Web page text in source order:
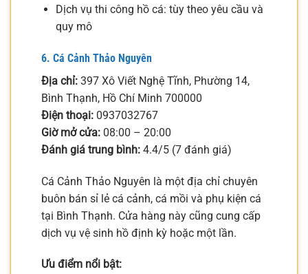
Dịch vụ thi công hồ cá: tùy theo yêu cầu và
quy mô
6. Cá Cảnh Thảo Nguyên
Địa chỉ: 397 Xô Viết Nghệ Tĩnh, Phường 14,
Bình Thạnh, Hồ Chí Minh 700000
Điện thoại: 0937032767
Giờ mở cửa: 08:00 – 20:00
Đánh giá trung bình: 4.4/5 (7 đánh giá)
Cá Cảnh Thảo Nguyên là một địa chỉ chuyên
buôn bán sỉ lẻ cá cảnh, cá mồi và phụ kiện cá
tại Bình Thạnh. Cửa hàng này cũng cung cấp
dịch vụ vệ sinh hồ định kỳ hoặc một lần.
Ưu điểm nổi bật: